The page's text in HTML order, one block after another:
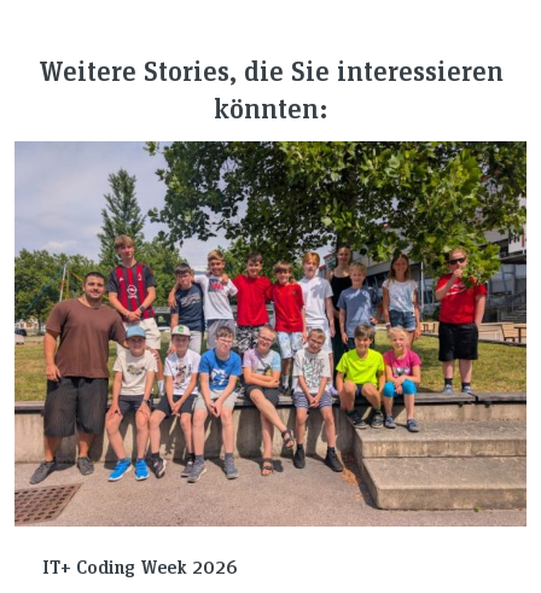
Weitere Stories, die Sie interessieren
könnten:
IT+ Coding Week 2026